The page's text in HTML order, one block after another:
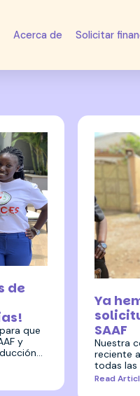
Acerca de Solicitar
de
que
y
Ya
SAAF
Nuestra
reciente
todas las
Read